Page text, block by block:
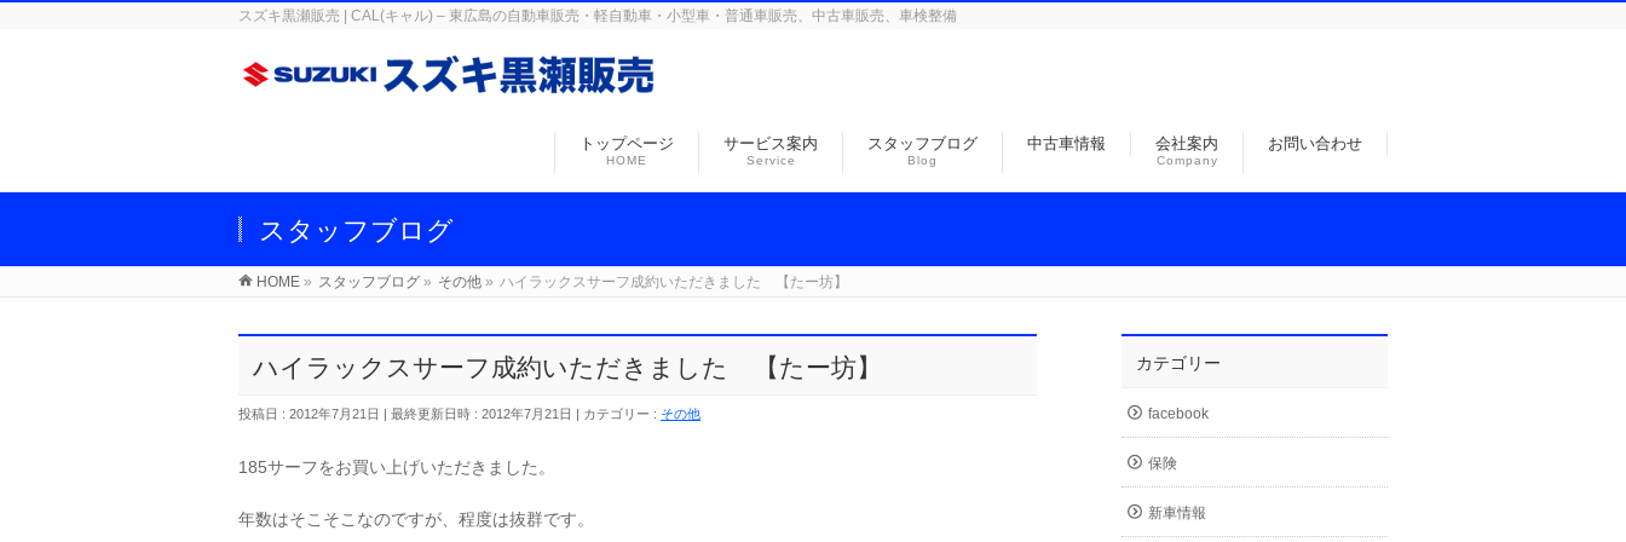
スズキ黒瀬販売 | CAL(キャル) – 東広島の自動車販売・軽自動車・小型車・普通車販売、中古車販売、車検整備
トップページ
HOME
サービス案内
Service
スタッフブログ
Blog
中古車情報 会社案内
Company
お問い合わせ
スタッフブログ
HOME » スタッフブログ » その他 » ハイラックスサーフ成約いただきました 【たー坊】
ハイラックスサーフ成約いただきました 【たー坊】
投稿日 : 2012年7月21日 最終更新日時 : 2012年7月21日 カテゴリー : その他
185サーフをお買い上げいただきました。
年数はそこそこなのですが、程度は抜群です。
カテゴリー
facebook
保険
新車情報